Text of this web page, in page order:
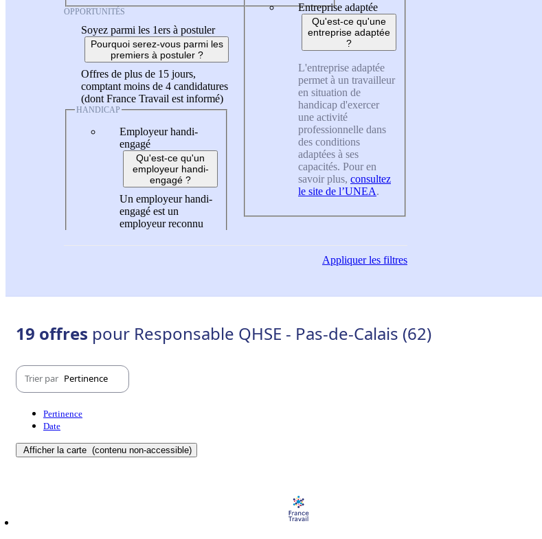
OPPORTUNITÉS
Soyez parmi les 1ers à postuler
Pourquoi serez-vous parmi les
premiers à postuler ?
Offres de plus de 15 jours,
comptant moins de 4 candidatures
(dont France Travail est informé)
HANDICAP
Employeur handi-
engagé
Qu'est-ce qu'un
employeur handi-
engagé ?
Un employeur handi-
engagé est un
employeur reconnu
Entreprise adaptée
Qu'est-ce qu'une
entreprise adaptée
?
L'entreprise adaptée
permet à un travailleur
en situation de
handicap d'exercer
une activité
professionnelle dans
des conditions
adaptées à ses
capacités. Pour en
savoir plus, consultez
le site de l’UNEA.
Appliquerles filtres
19 offres pour Responsable QHSE - Pas-de-Calais (62)
Trier par Pertinence
Pertinence
Date
Afficher la carte (contenu non-accessible)